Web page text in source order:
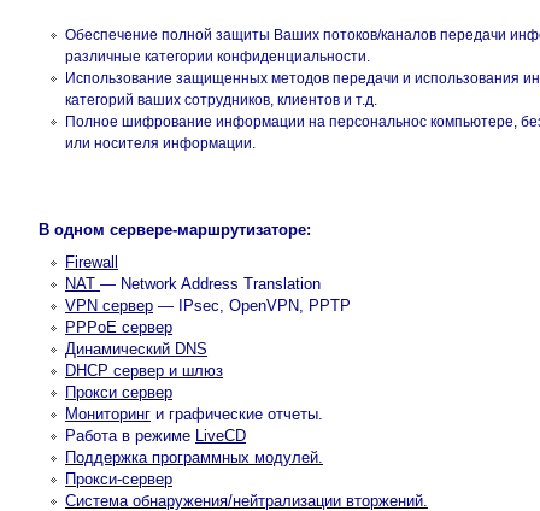
Обеспечение полной защиты Ваших потоков/каналов передачи
различные категории конфиденциальности.
Использование защищенных методов передачи и использования
категорий ваших сотрудников, клиентов и т.д.
Полное шифрование информации на персональнос компьютере,
или носителя информации.
В одном сервере-маршрутизаторе:
Firewall
NAT — Network Address Translation
VPN cервер — IPsec, OpenVPN, PPTP
PPPoE сервер
Динамический DNS
DHCP сервер и шлюз
Прокси сервер
Мониторинг и графические отчеты.
Работа в режиме LiveCD
Поддержка программных модулей.
Прокси-сервер
Система обнаружения/нейтрализации вторжений.